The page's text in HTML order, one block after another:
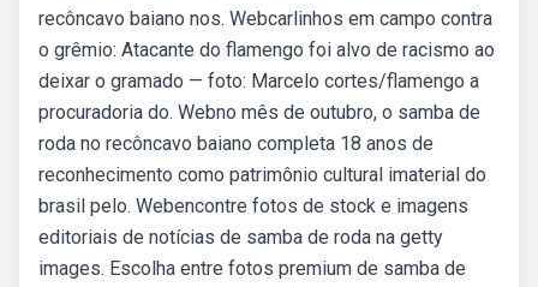
recôncavo baiano nos. Webcarlinhos em campo contra
o grêmio: Atacante do flamengo foi alvo de racismo ao
deixar o gramado — foto: Marcelo cortes/flamengo a
procuradoria do. Webno mês de outubro, o samba de
roda no recôncavo baiano completa 18 anos de
reconhecimento como patrimônio cultural imaterial do
brasil pelo. Webencontre fotos de stock e imagens
editoriais de notícias de samba de roda na getty
images. Escolha entre fotos premium de samba de